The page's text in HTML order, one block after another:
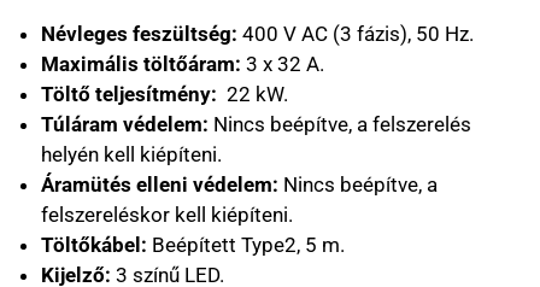
Névleges feszültség: 400 V AC (3 fázis), 50 Hz.
Maximális töltőáram: 3 x 32 A.
Töltő teljesítmény: 22 kW.
Túláram védelem: Nincs beépítve, a felszerelés
helyén kell kiépíteni.
Áramütés elleni védelem: Nincs beépítve, a
felszereléskor kell kiépíteni.
Töltőkábel: Beépített Type2, 5 m.
Kijelző: 3 színű LED.